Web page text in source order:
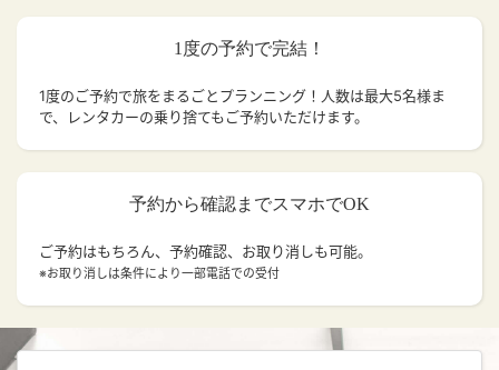
1度の予約で完結！
1度のご予約で旅をまるごとプランニング！人数は最大5名様ま
で、レンタカーの乗り捨てもご予約いただけます。
予約から確認までスマホでOK
ご予約はもちろん、予約確認、お取り消しも可能。
※お取り消しは条件により一部電話での受付